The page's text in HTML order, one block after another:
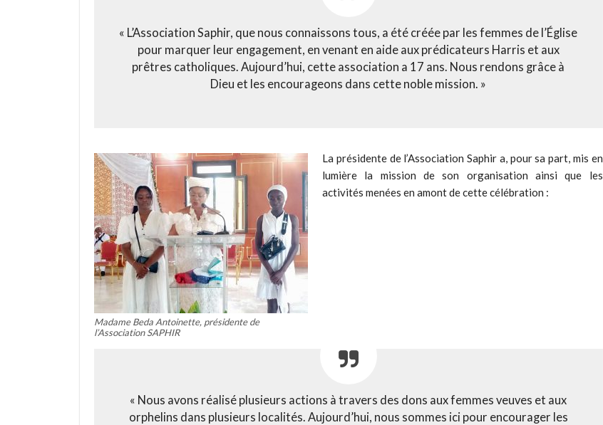
« L’Association Saphir, que nous connaissons tous, a été créée par les femmes de l’Église
pour marquer leur engagement, en venant en aide aux prédicateurs Harris et aux
prêtres catholiques. Aujourd’hui, cette association a 17 ans. Nous rendons grâce à
Dieu et les encourageons dans cette noble mission. »
Madame Beda Antoinette, présidente de
l’Association SAPHIR
La présidente de l’Association Saphir a, pour sa part, mis en
lumière la mission de son organisation ainsi que les
activités menées en amont de cette célébration :
« Nous avons réalisé plusieurs actions à travers des dons aux femmes veuves et aux
orphelins dans plusieurs localités. Aujourd’hui, nous sommes ici pour encourager les